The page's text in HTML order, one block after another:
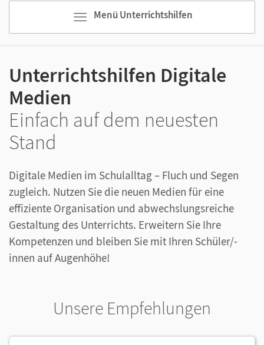
Menü Unterrichtshilfen
Unterrichtshilfen Digitale
Medien
Einfach auf dem neuesten
Stand
Digitale Medien im Schulalltag – Fluch und Segen
zugleich. Nutzen Sie die neuen Medien für eine
effiziente Organisation und abwechslungsreiche
Gestaltung des Unterrichts. Erweitern Sie Ihre
Kompetenzen und bleiben Sie mit Ihren Schüler/-
innen auf Augenhöhe!
Unsere Empfehlungen